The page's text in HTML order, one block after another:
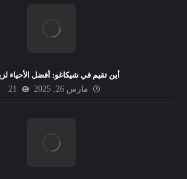
أين تقيم في شيكاغو: أفضل الأحياء
مارس 26, 2025
21